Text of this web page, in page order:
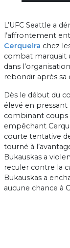
L’UFC Seattle a
l’affrontement
Cerqueira chez
combat marquait
dans
rebondir après sa
Dès le début du
élevé en pressant
combinant coups
empêchant
courte tentative
tourné à
Bukauskas a
reculer contre la
Bukauskas a
aucune chance à